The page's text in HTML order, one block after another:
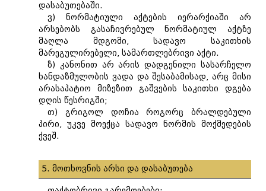
დასაბუთებაში.
ვ) ნორმატიული აქტების იერარქიაში არ
არსებობს გასაჩივრებულ ნორმატიულ აქტზე
მაღლა მდგომი, სადავო საკითხის
მარეგულირებელი, სამართლებრივი აქტი.
ზ) კანონით არ არის დადგენილი სასარჩელო
ხანდაზმულობის ვადა და შესაბამისად, არც მისი
არასაპატიო მიზეზით გაშვების საკითხი დგება
დღის წესრიგში;
თ) გრიგოლ დოჩია როგორც ბრალდებული
პირი, უკვე მოექცა სადავო ნორმის მოქმედების
ქვეშ.
5. მოთხოვნის არსი და დასაბუთება